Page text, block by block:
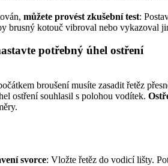
můžete provést zkušební test:
brusný kotouč vibroval nebo vykazoval
potřebný úhel ostření
broušení musíte zasadit řetěz
ostření souhlasil s polohou vodítek.
svorce: Vložte řetěz do vodicí lišty.